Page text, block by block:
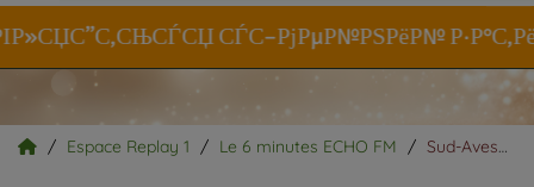
СЃС–РјРµР№РЅРёР№
Espace Replay 1 Le 6 minutes ECHO FM Sud-Avesnois : Jean-Luc Pérat retrace ses 49 ans de vie d’élu dans un livre.